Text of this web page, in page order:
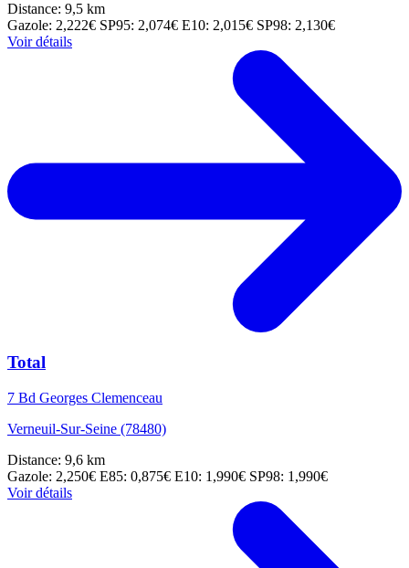
Distance: 9,5 km
Gazole: 2,222€ SP95: 2,074€ E10: 2,015€ SP98: 2,130€
Voir détails
Total
7 Bd Georges Clemenceau
Verneuil-Sur-Seine (78480)
Distance: 9,6 km
Gazole: 2,250€ E85: 0,875€ E10: 1,990€ SP98: 1,990€
Voir détails